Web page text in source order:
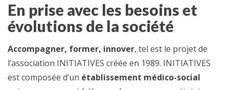
En prise avec les besoins et
évolutions de la société
Accompagner, former, innover, tel est le projet de
l’association INITIATIVES créée en 1989. INITIATIVES
est composée d’un établissement médico-social